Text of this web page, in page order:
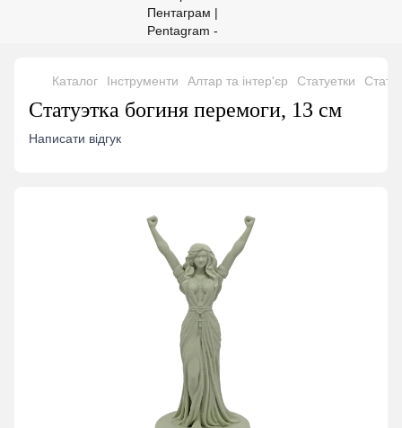
Каталог Інструменти Алтар та інтер'єр Статуетки
Статуэтка богиня перемоги, 13 см
Написати відгук